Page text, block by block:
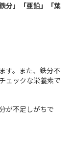
鉄分」「亜鉛」「葉
す。また、鉄分不
ェックな栄養素で
が不足しがちで